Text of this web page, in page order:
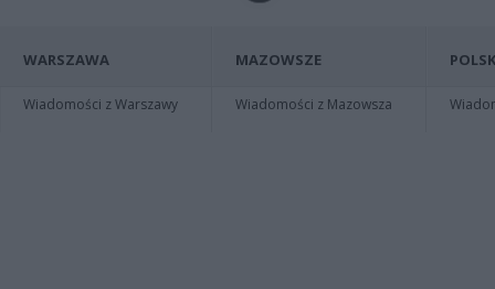
WARSZAWA
Wiadomości z Warszawy
MAZOWSZE
Wiadomości z Mazowsza